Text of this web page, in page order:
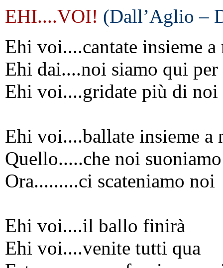
EHI....VOI! (Dall’Aglio –
Ehi voi....cantate insieme a
Ehi dai....noi siamo qui
Ehi voi....gridate più di noi
Ehi voi....ballate insieme a
Quello.....che noi
Ora.........ci scateniamo noi
Ehi voi....il ballo finirà
Ehi voi....venite tutti qua